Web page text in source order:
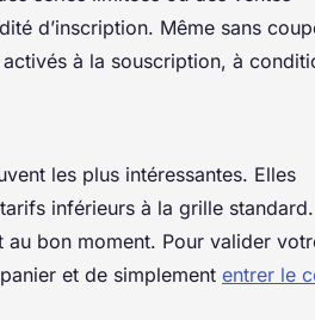
d’inscription. Même sans
à la souscription, à
les plus intéressantes. Elles
inférieurs à la grille standard.
bon moment. Pour valider
et de simplement entrer le